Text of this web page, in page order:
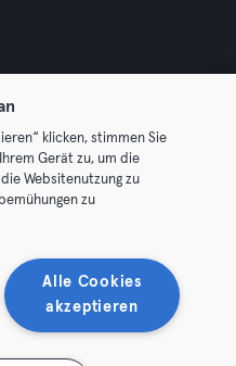
All rights reserved.
Verträge widerrufen
klicken, stimmen Sie
Gerät zu, um die
Websitenutzung zu
zu
Alle Cookies
akzeptieren